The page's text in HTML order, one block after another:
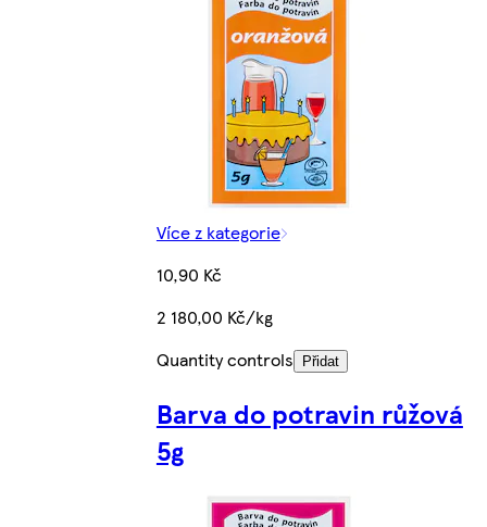
Více z kategorie
10,90 Kč
2 180,00 Kč/kg
Quantity controls
Přidat
Barva do potravin růžová
5g